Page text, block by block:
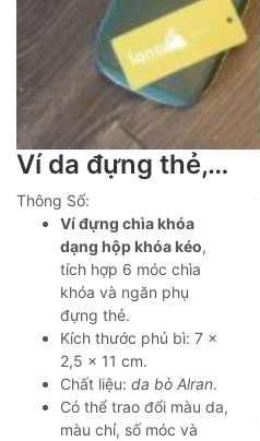
Ví da đựng thẻ, chìa khoá handmade khâu tay thủ công lano VDNT12
Thông Số:
Ví đựng chìa khóa
dạng hộp khóa kéo,
tích hợp 6 móc chìa
khóa và ngăn phụ
đựng thẻ.
Kích thước phủ bì: 7 ×
2,5 × 11 cm.
Chất liệu: da bò Alran.
Có thể trao đổi màu da,
màu chỉ, số móc và